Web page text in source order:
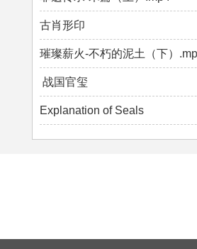
古肖形印
璀璨薪火-不朽的泥土（下）
战国官玺
Explanation of Seals